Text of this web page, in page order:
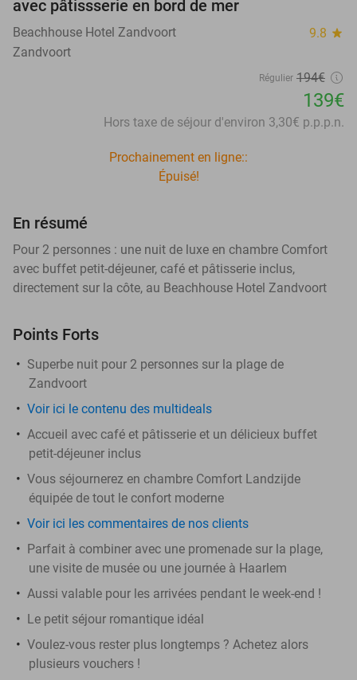
avec pâtissserie en bord de mer
Beachhouse Hotel Zandvoort 9.8 star
Zandvoort
Régulier 194€
139€
Hors taxe de séjour d'environ 3,30€ p.p.p.n.
Prochainement en ligne::
Épuisé!
En résumé
Pour 2 personnes : une nuit de luxe en chambre Comfort
avec buffet petit-déjeuner, café et pâtisserie inclus,
directement sur la côte, au Beachhouse Hotel Zandvoort
Points Forts
Superbe nuit pour 2 personnes sur la plage de
Zandvoort
Voir ici le contenu des multideals
Accueil avec café et pâtisserie et un délicieux buffet
petit-déjeuner inclus
Vous séjournerez en chambre Comfort Landzijde
équipée de tout le confort moderne
Voir ici les commentaires de nos clients
Parfait à combiner avec une promenade sur la plage,
une visite de musée ou une journée à Haarlem
Aussi valable pour les arrivées pendant le week-end !
Le petit séjour romantique idéal
Voulez-vous rester plus longtemps ? Achetez alors
plusieurs vouchers !